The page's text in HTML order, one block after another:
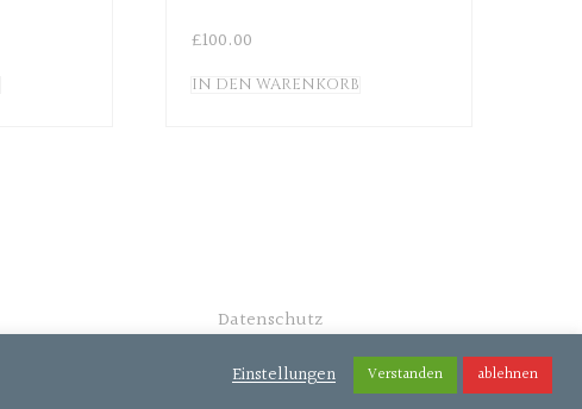
£100.00
IN DEN WARENKORB
Datenschutz
Einstellungen Verstanden ablehnen